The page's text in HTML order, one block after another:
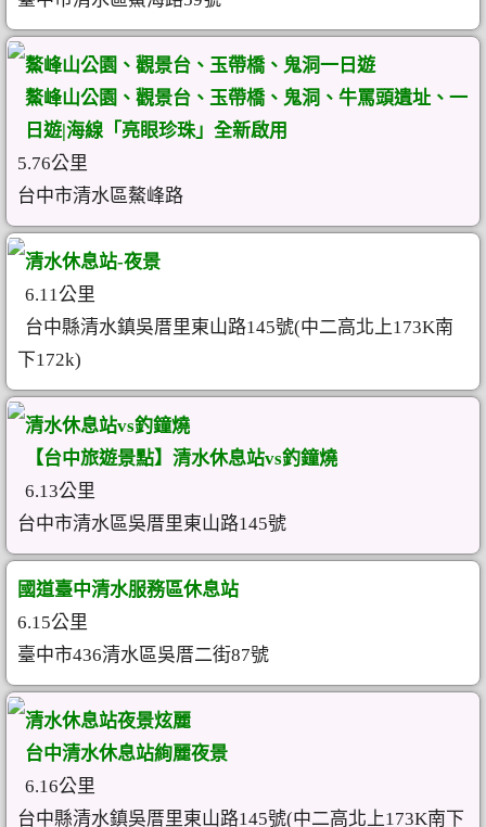
鰲峰山公園、觀景台、玉帶橋、鬼洞一日遊
鰲峰山公園、觀景台、玉帶橋、鬼洞、牛罵頭遺址、一
日遊|海線「亮眼珍珠」全新啟用
5.76公里
台中市清水區鰲峰路
清水休息站-夜景
6.11公里
台中縣清水鎮吳厝里東山路145號(中二高北上173K南
下172k)
清水休息站vs釣鐘燒
【台中旅遊景點】清水休息站vs釣鐘燒
6.13公里
台中市清水區吳厝里東山路145號
國道臺中清水服務區休息站
6.15公里
臺中市436清水區吳厝二街87號
清水休息站夜景炫麗
台中清水休息站絢麗夜景
6.16公里
台中縣清水鎮吳厝里東山路145號(中二高北上173K南下